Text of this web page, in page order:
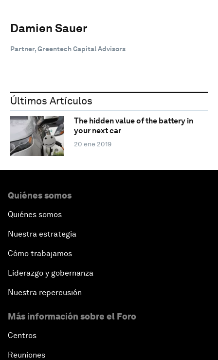
Damien Sauer
Partner, Greentech Capital Advisors
Últimos Artículos
The hidden value of the battery in
your next car
20 ene 2019
Quiénes somos
Quiénes somos
Nuestra estrategia
Cómo trabajamos
Liderazgo y gobernanza
Nuestra repercusión
Más información sobre el Foro
Centros
Reuniones